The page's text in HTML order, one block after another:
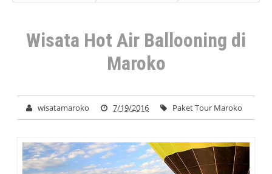
Ballooning di Maroko
Wisata Hot Air Ballooning di
Maroko
wisatamaroko 7/19/2016 Paket Tour Maroko